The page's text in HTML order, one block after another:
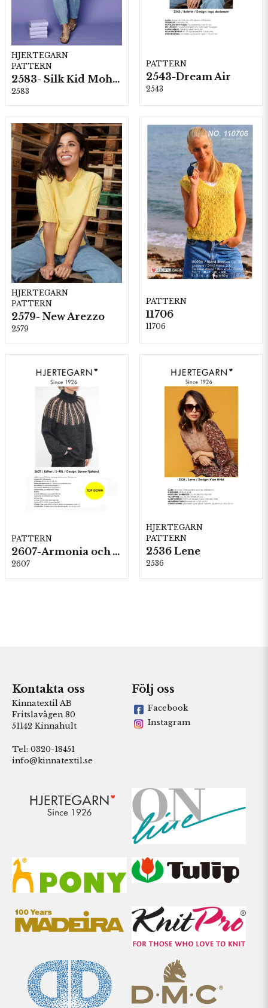
HJERTEGARN
PATTERN
2583- Silk Kid Mohair
2583
PATTERN
2543-Dream Air
2543
HJERTEGARN
PATTERN
2579- New Arezzo
2579
PATTERN
11706
11706
PATTERN
2607-Armonia och Alpaca 400
2607
HJERTEGARN
PATTERN
2536 Lene
2536
Kontakta oss
Kinnatextil AB
Fritslavägen 80
51142 Kinnahult
Tel: 0320-18451
info@kinnatextil.se
Följ oss
Facebook
Instagram